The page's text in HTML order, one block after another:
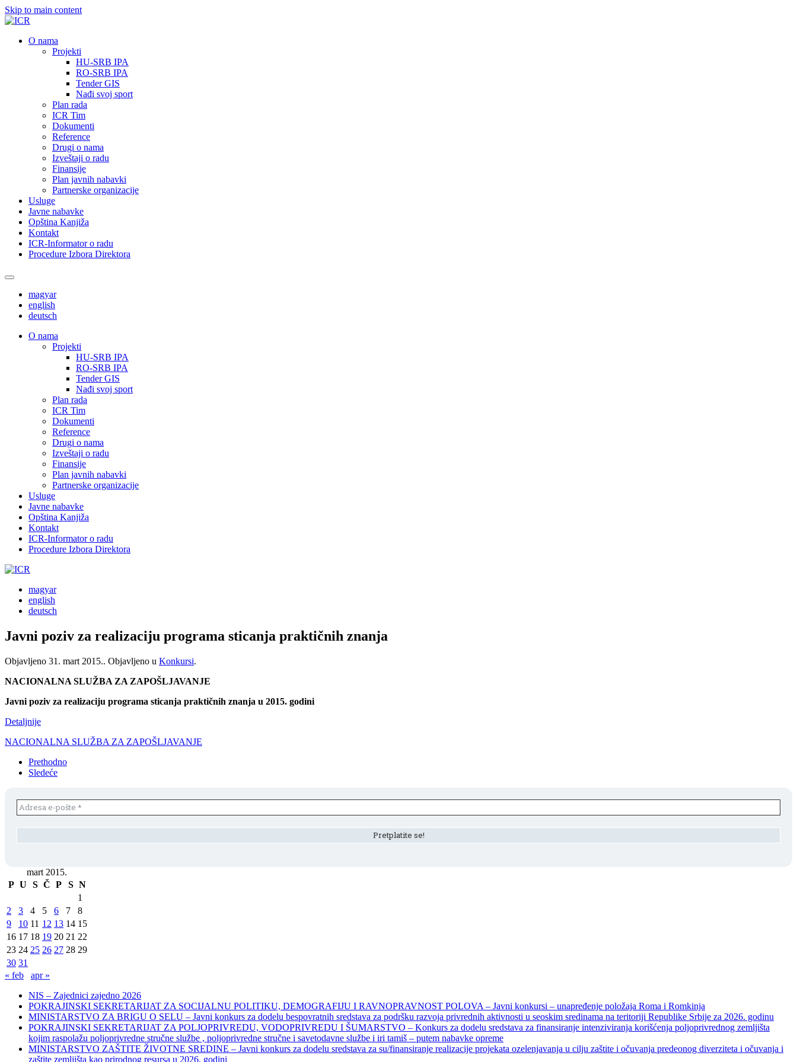
Skip to main content
О nama
Projekti
HU-SRB IPA
RO-SRB IPA
Tender GIS
Nađi svoj sport
Plan rada
ICR Tim
Dokumenti
Reference
Drugi o nama
Izveštaji o radu
Finansije
Plan javnih nabavki
Partnerske organizacije
Usluge
Javne nabavke
Opština Kanjiža
Kontakt
ICR-Informator o radu
Procedure Izbora Direktora
magyar
english
deutsch
О nama
Projekti
HU-SRB IPA
RO-SRB IPA
Tender GIS
Nađi svoj sport
Plan rada
ICR Tim
Dokumenti
Reference
Drugi o nama
Izveštaji o radu
Finansije
Plan javnih nabavki
Partnerske organizacije
Usluge
Javne nabavke
Opština Kanjiža
Kontakt
ICR-Informator o radu
Procedure Izbora Direktora
magyar
english
deutsch
Javni poziv za realizaciju programa sticanјa praktičnih znanјa
Objavljeno 31. mart 2015.. Objavljeno u Konkursi.
NACIONALNA SLUŽBA ZA ZAPOŠLJAVANJE
Javni poziv za realizaciju programa sticanјa praktičnih znanјa u 2015. godini
Detaljnije
NACIONALNA SLUŽBA ZA ZAPOŠLJAVANJE
Prethodno
Sledeće
mart 2015.
P U S Č P S N
1
2
3 4 5 6 7
8
9
10 11 12 13 14 15
16 17 18 19 20 21 22
23 24 25 26 27 28 29
30 31
« feb
apr »
NIS – Zajednici zajedno 2026
POKRAJINSKI SEKRETARIJAT ZA SOCIJALNU POLITIKU, DEMOGRAFIJU I RAVNOPRAVNOST POLOVA – Javni konkursi – unapređenje položaja Roma i Romkinja
MINISTARSTVO ZA BRIGU O SELU – Javni konkurs za dodelu bespovratnih sredstava za podršku razvoja privrednih aktivnosti u seoskim sredinama na teritoriji Republike Srbije za 2026. godinu
POKRAJINSKI SEKRETARIJAT ZA POLJOPRIVREDU, VODOPRIVREDU I ŠUMARSTVO – Konkurs za dodelu sredstava za finansiranje intenziviranja korišćenja poljoprivrednog zemljišta
kojim raspolažu poljoprivredne stručne službe , poljoprivredne stručne i savetodavne službe i iri tamiš ‒ putem nabavke opreme
MINISTARSTVO ZAŠTITE ŽIVOTNE SREDINE – Javni konkurs za dodelu sredstava za su/finansiranje realizacije projekata ozelenjavanja u cilju zaštite i očuvanja predeonog diverziteta i očuvanja i
zaštite zemljišta kao prirodnog resursa u 2026. godini